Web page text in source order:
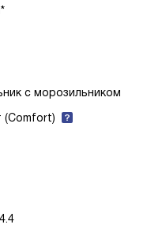
с морозильником